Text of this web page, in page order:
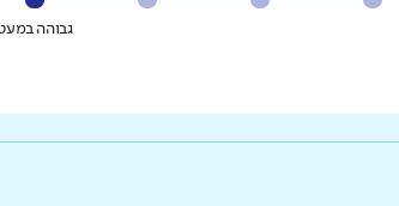
גבוהה